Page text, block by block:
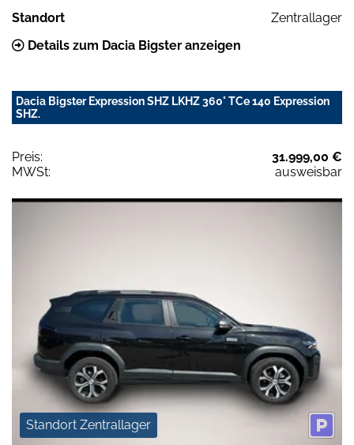
Standort
Zentrallager
Details zum Dacia Bigster anzeigen
Dacia Bigster Expression SHZ LKHZ 360° TCe 140 Expression
SHZ.
Preis:
31.999,00 €
MWSt:
ausweisbar
Standort Zentrallager